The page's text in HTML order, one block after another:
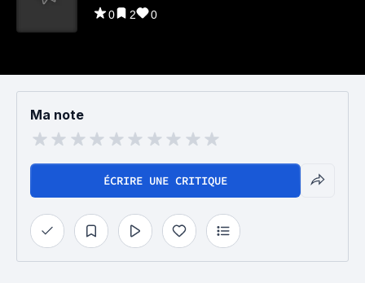
0 2 0
Ma note
ÉCRIRE UNE CRITIQUE